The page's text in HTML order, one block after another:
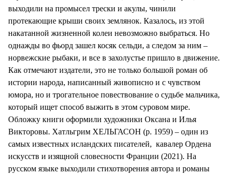
выходили на промысел трески и акулы, чинили
протекающие крыши своих землянок. Казалось, из этой
накатанной жизненной колеи невозможно выбраться. Но
однажды во фьорд зашел косяк сельди, а следом за ним –
норвежские рыбаки, и все в захолустье пришло в движение.
Как отмечают издатели, это не только большой роман об
истории народа, написанный живописно и с чувством
юмора, но и трогательное повествование о судьбе мальчика,
который ищет способ выжить в этом суровом мире.
Обложку книги оформили художники Оксана и Илья
Викторовы. Хатльгрим ХЕЛЬГАСОН (р. 1959) – один из
самых известных исландских писателей, кавалер Ордена
искусств и изящной словесности Франции (2021). На
русском языке выходили стихотворения автора и романы